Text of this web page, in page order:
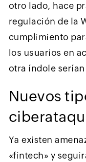
otro lado, hace
regulación de la
cumplimiento
los usuarios en
otra índole
Nuevos
Ya existen
«fintech» y